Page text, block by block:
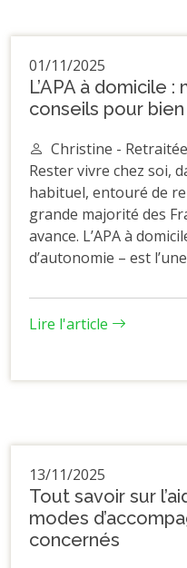
01/11/2025
L’APA à domicile
conseils pour
Christine -
Rester vivre chez soi,
habituel, entouré de
grande majorité des
avance. L’APA à
d’autonomie – est
Lire l'article
13/11/2025
Tout savoir sur
modes
concernés